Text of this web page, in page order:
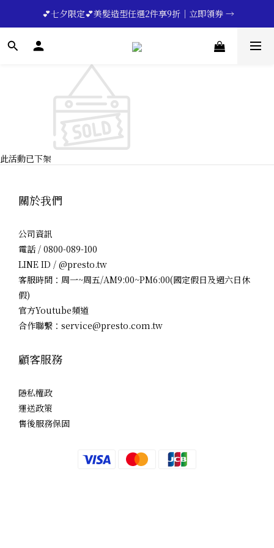
🔥💪My Superdad😍｜全館領券享9折｜立即領券 →
💕七夕限定💕美髮造型任選2件享9折｜立即領券 →
一分鐘登錄保固 | 買得安心又放心🔥▸▸
🔥💪My Superdad😍｜全館領券享9折｜立即領券 →
此活動已下架
關於我們
公司資訊
電話 / 0800-089-100
LINE ID / @presto.tw
客服時間：周一~周五/AM9:00~PM6:00(國定假日及週六日休
假)
官方Youtube頻道
合作聯繫：service@presto.com.tw
顧客服務
隱私權政
運送政策
售後服務保固